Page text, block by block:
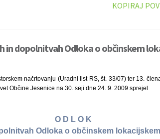
KOPIRAJ
in dopolnitvah Odloka o občinskem
načrtovanju (Uradni list RS, št. 33/07) ter 13.
Občine Jesenice na 30. seji dne 24. 9. 2009 sprejel
O D L O K
Odloka o občinskem